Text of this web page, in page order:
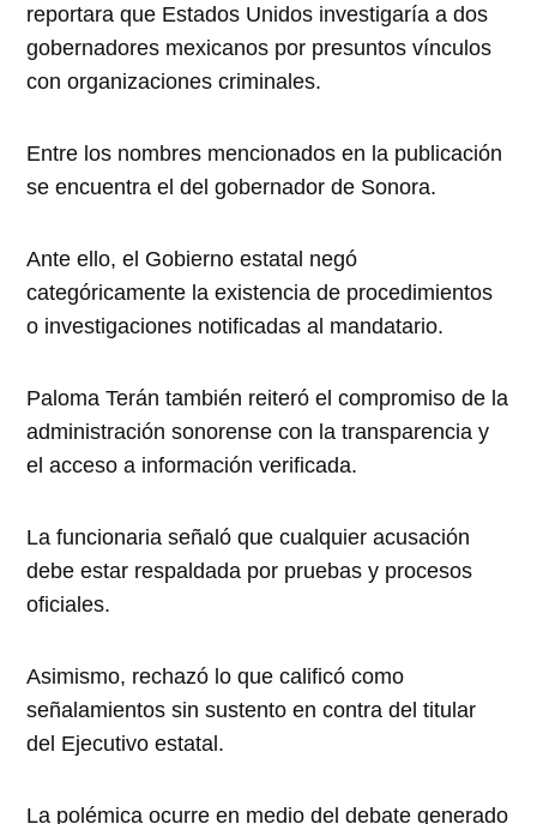
reportara que Estados Unidos investigaría a dos
gobernadores mexicanos por presuntos vínculos
con organizaciones criminales.
Entre los nombres mencionados en la publicación
se encuentra el del gobernador de Sonora.
Ante ello, el Gobierno estatal negó
categóricamente la existencia de procedimientos
o investigaciones notificadas al mandatario.
Paloma Terán también reiteró el compromiso de la
administración sonorense con la transparencia y
el acceso a información verificada.
La funcionaria señaló que cualquier acusación
debe estar respaldada por pruebas y procesos
oficiales.
Asimismo, rechazó lo que calificó como
señalamientos sin sustento en contra del titular
del Ejecutivo estatal.
La polémica ocurre en medio del debate generado